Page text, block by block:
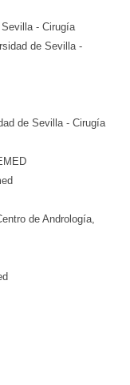
Sevilla - Cirugía
de Sevilla -
de Sevilla - Cirugía
de Andrología,